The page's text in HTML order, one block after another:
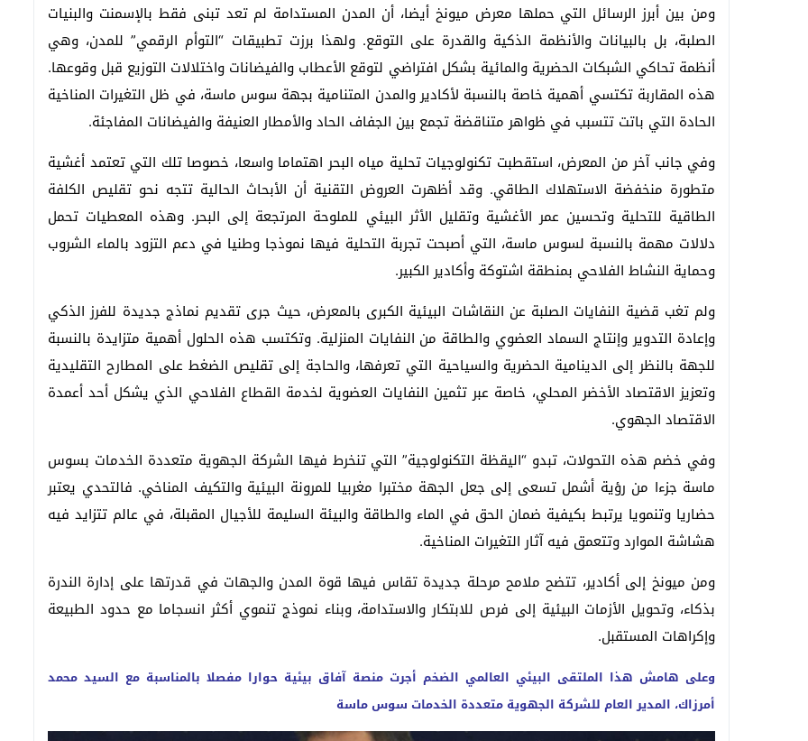
ومن بين أبرز الرسائل التي حملها معرض ميونخ أيضا، أن المدن المستدامة لم تعد تبنى فقط بالإسمنت والبنيات
الصلبة، بل بالبيانات والأنظمة الذكية والقدرة على التوقع. ولهذا برزت تطبيقات “التوأم الرقمي” للمدن، وهي
أنظمة تحاكي الشبكات الحضرية والمائية بشكل افتراضي لتوقع الأعطاب والفيضانات واختلالات التوزيع قبل وقوعها.
هذه المقاربة تكتسي أهمية خاصة بالنسبة لأكادير والمدن المتنامية بجهة سوس ماسة، في ظل التغيرات المناخية
الحادة التي باتت تتسبب في ظواهر متناقضة تجمع بين الجفاف الحاد والأمطار العنيفة والفيضانات المفاجئة.
وفي جانب آخر من المعرض، استقطبت تكنولوجيات تحلية مياه البحر اهتماما واسعا، خصوصا تلك التي تعتمد أغشية
متطورة منخفضة الاستهلاك الطاقي. وقد أظهرت العروض التقنية أن الأبحاث الحالية تتجه نحو تقليص الكلفة
الطاقية للتحلية وتحسين عمر الأغشية وتقليل الأثر البيئي للملوحة المرتجعة إلى البحر. وهذه المعطيات تحمل
دلالات مهمة بالنسبة لسوس ماسة، التي أصبحت تجربة التحلية فيها نموذجا وطنيا في دعم التزود بالماء الشروب
وحماية النشاط الفلاحي بمنطقة اشتوكة وأكادير الكبير.
ولم تغب قضية النفايات الصلبة عن النقاشات البيئية الكبرى بالمعرض، حيث جرى تقديم نماذج جديدة للفرز الذكي
وإعادة التدوير وإنتاج السماد العضوي والطاقة من النفايات المنزلية. وتكتسب هذه الحلول أهمية متزايدة بالنسبة
للجهة بالنظر إلى الدينامية الحضرية والسياحية التي تعرفها، والحاجة إلى تقليص الضغط على المطارح التقليدية
وتعزيز الاقتصاد الأخضر المحلي، خاصة عبر تثمين النفايات العضوية لخدمة القطاع الفلاحي الذي يشكل أحد أعمدة
الاقتصاد الجهوي.
وفي خضم هذه التحولات، تبدو “اليقظة التكنولوجية” التي تنخرط فيها الشركة الجهوية متعددة الخدمات بسوس
ماسة جزءا من رؤية أشمل تسعى إلى جعل الجهة مختبرا مغربيا للمرونة البيئية والتكيف المناخي. فالتحدي يعتبر
حضاريا وتنمويا يرتبط بكيفية ضمان الحق في الماء والطاقة والبيئة السليمة للأجيال المقبلة، في عالم تتزايد فيه
هشاشة الموارد وتتعمق فيه آثار التغيرات المناخية.
ومن ميونخ إلى أكادير، تتضح ملامح مرحلة جديدة تقاس فيها قوة المدن والجهات في قدرتها على إدارة الندرة
بذكاء، وتحويل الأزمات البيئية إلى فرص للابتكار والاستدامة، وبناء نموذج تنموي أكثر انسجاما مع حدود الطبيعة
وإكراهات المستقبل.
وعلى هامش هذا الملتقى البيئي العالمي الضخم أجرت منصة آفاق بيئية حوارا مفصلا بالمناسبة مع السيد محمد
أمرزاك، المدير العام للشركة الجهوية متعددة الخدمات سوس ماسة